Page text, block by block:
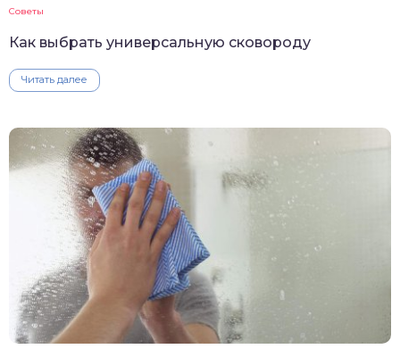
Советы
Как выбрать универсальную сковороду
Читать далее